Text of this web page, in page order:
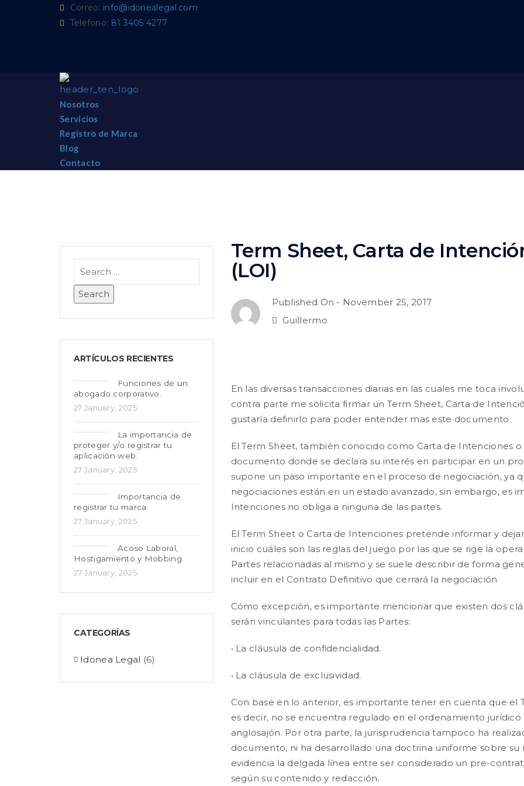
Correo: info@idonealegal.com
Teléfono: 81 3405 4277
Nosotros
Servicios
Registro de Marca
Blog
Contacto
Term Sheet, Carta de
(LOI)
Published On - November 25, 2017
Guillermo
En las diversas transacciones diarias en las cuales me toca
contra parte me solicita firmar un Term Sheet, Carta de
gustaría definirlo para poder entender mas este documento.
El Term Sheet, también conocido como Carta de Intenciones
documento donde se declara su interés en participar en un
supone un paso importante en el proceso de negociación, ya
negociaciones están en un estado avanzado, sin embargo, es
Intenciones no obliga a ninguna de las partes.
El Term Sheet o Carta de Intenciones pretende informar y
inicio cuáles son las reglas del juego por las que se rige la
Partes relacionadas al mismo y se suele describir de forma
incluir en el Contrato Definitivo que cerrará la negociación
Cómo excepción, es importante mencionar que existen dos
serán vinculantes para todas las Partes:
• La cláusula de confidencialidad.
• La cláusula de exclusividad.
Con base en lo anterior, es importante tener en cuenta que el
es decir, no se encuentra regulado en el ordenamiento
anglosajón. Por otra parte, la jurisprudencia tampoco ha
documento, ni ha desarrollado una doctrina uniforme sobre su
evidencia la delgada línea entre ser considerado un pre-
según su contenido y redacción.
ARTÍCULOS RECIENTES
Funciones de un
abogado corporativo.
27 January, 2025
La importancia de
proteger y/o registrar tu
aplicación web.
27 January, 2025
Importancia de
registrar tu marca.
27 January, 2025
Acoso Laboral,
Hostigamiento y Mobbing.
27 January, 2025
CATEGORÍAS
Idonea Legal (6)